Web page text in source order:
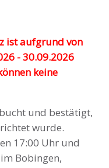
ist aufgrund von
- 30.09.2026
keine
und bestätigt,
wurde.
17:00 Uhr und
Bobingen,